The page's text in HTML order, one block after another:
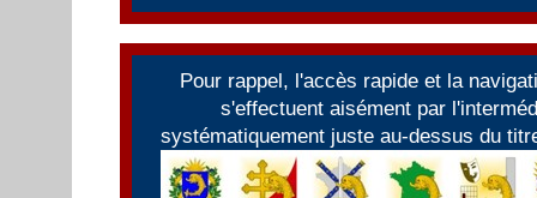
Pour rappel, l'accès rapide et la
s'effectuent aisément par
systématiquement juste au-dessus du